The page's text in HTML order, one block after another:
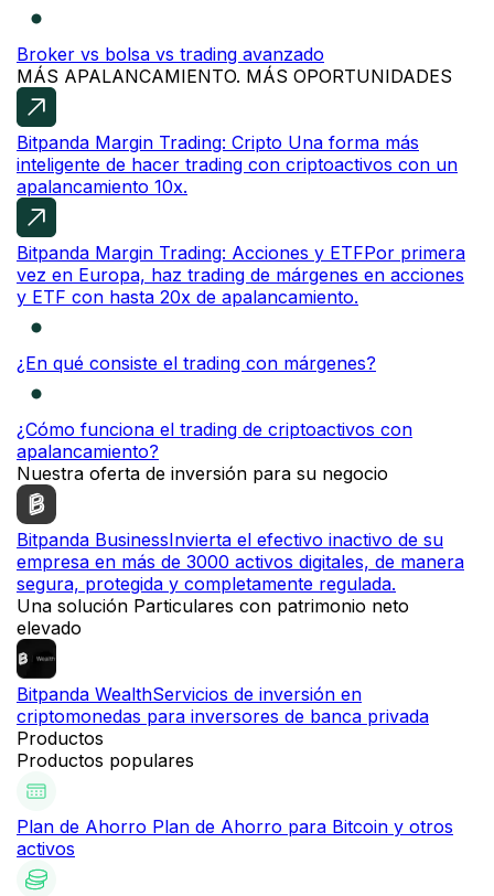
Broker vs bolsa vs trading avanzado
MÁS APALANCAMIENTO. MÁS OPORTUNIDADES
Bitpanda Margin Trading: Cripto Una forma más
inteligente de hacer trading con criptoactivos con un
apalancamiento 10x.
Bitpanda Margin Trading: Acciones y ETFPor primera
vez en Europa, haz trading de márgenes en acciones
y ETF con hasta 20x de apalancamiento.
¿En qué consiste el trading con márgenes?
¿Cómo funciona el trading de criptoactivos con
apalancamiento?
Nuestra oferta de inversión para su negocio
Bitpanda BusinessInvierta el efectivo inactivo de su
empresa en más de 3000 activos digitales, de manera
segura, protegida y completamente regulada.
Una solución Particulares con patrimonio neto
elevado
Bitpanda WealthServicios de inversión en
criptomonedas para inversores de banca privada
Productos
Productos populares
Plan de Ahorro Plan de Ahorro para Bitcoin y otros
activos